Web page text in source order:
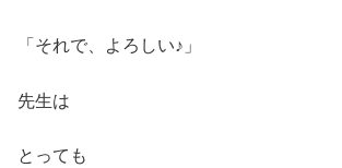
「それで、よろしい♪」
先生は
とっても